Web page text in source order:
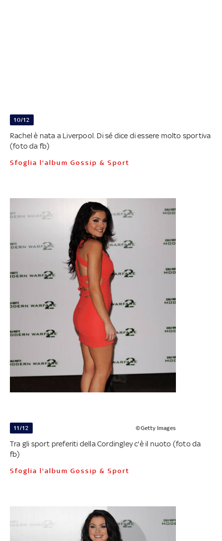
10/12
Rachel è nata a Liverpool. Di sé dice di essere molto sportiva
(foto da fb)
Sfoglia l'album Gossip & Sport
11/12 ©Getty Images
Tra gli sport preferiti della Cordingley c'è il nuoto (foto da
fb)
Sfoglia l'album Gossip & Sport